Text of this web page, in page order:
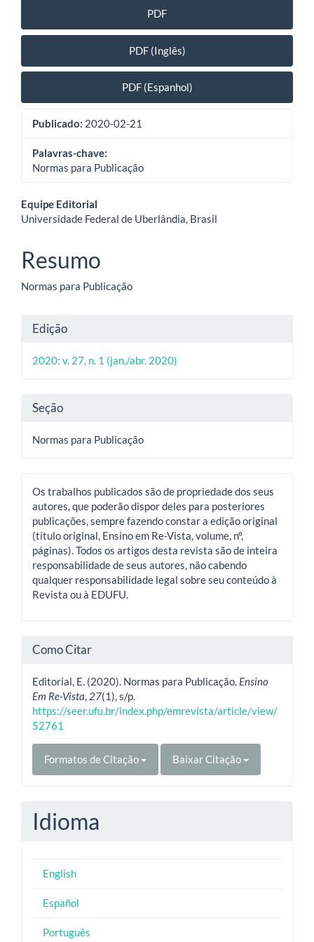
PDF
PDF (Inglês)
PDF (Espanhol)
Publicado: 2020-02-21
Palavras-chave:
Normas para Publicação
Conteúdo
artigo
principal
Equipe Editorial
Universidade Federal de Uberlândia, Brasil
Resumo
Normas para Publicação
Detalhes
do
Edição
2020: v. 27, n. 1 (jan./abr. 2020)
Seção
Normas para Publicação
Os trabalhos publicados são de propriedade dos seus
autores, que poderão dispor deles para posteriores
publicações, sempre fazendo constar a edição original
(título original, Ensino em Re-Vista, volume, nº,
páginas). Todos os artigos desta revista são de inteira
responsabilidade de seus autores, não cabendo
qualquer responsabilidade legal sobre seu conteúdo à
Revista ou à EDUFU.
Como Citar
Editorial, E. (2020). Normas para Publicação. Ensino
Em Re-Vista, 27(1), s/p.
https://seer.ufu.br/index.php/emrevista/article/view/
52761
Formatos de Citação Baixar Citação
Idioma
English
Español
Português